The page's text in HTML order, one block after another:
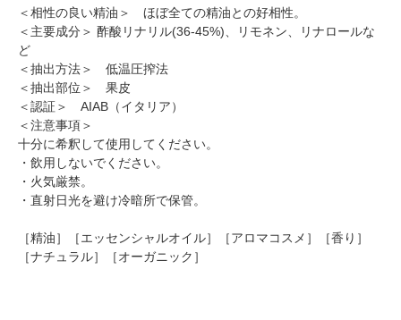
＜相性の良い精油＞ ほぼ全ての精油との好相性。
＜主要成分＞ 酢酸リナリル(36-45%)、リモネン、リナロールな
ど
＜抽出方法＞ 低温圧搾法
＜抽出部位＞ 果皮
＜認証＞ AIAB（イタリア）
＜注意事項＞
十分に希釈して使用してください。
・飲用しないでください。
・火気厳禁。
・直射日光を避け冷暗所で保管。
［精油］［エッセンシャルオイル］［アロマコスメ］［香り］
［ナチュラル］［オーガニック］